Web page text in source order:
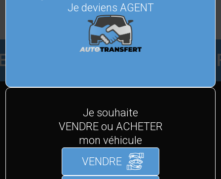
Je deviens AGENT
Je souhaite
VENDRE ou ACHETER
mon véhicule
VENDRE
VENDEZ
DÉCOUVREZ TOUTES NOS MARQUES
ET MODÈLES
Nous avons sélectionné les meilleures marques
automobiles du marché, découvrez-les.